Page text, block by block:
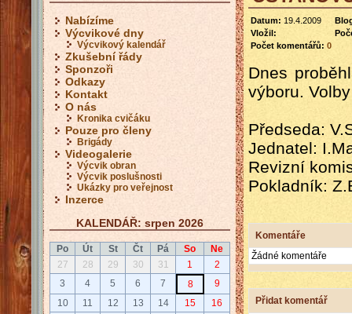
Datum: 19.4.2009
Vložil:
Počet komentářů: 0
Dnes
výboru.
Předseda:
Jednatel:
Revizní
Pokladník:
Komentáře
Žádné komentáře
Přidat komentář
Nabízíme
Výcvikové dny
Výcvikový kalendář
Zkušební řády
Sponzoři
Odkazy
Kontakt
O nás
Kronika cvičáku
Pouze pro členy
Brigády
Videogalerie
Výcvik obran
Výcvik poslušnosti
Ukázky pro veřejnost
Inzerce
KALENDÁŘ: srpen 2026
Po Út St Čt Pá So
Ne
27
28 29 30 31 1
2
3
4 5 6 7 8
9
10
11 12 13 14 15
16